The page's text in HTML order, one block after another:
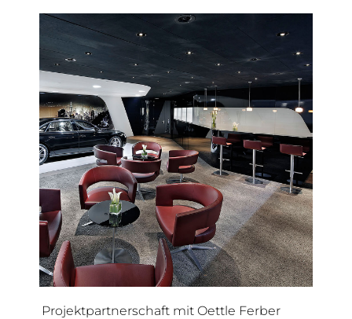
Projektpartnerschaft mit Oettle Ferber